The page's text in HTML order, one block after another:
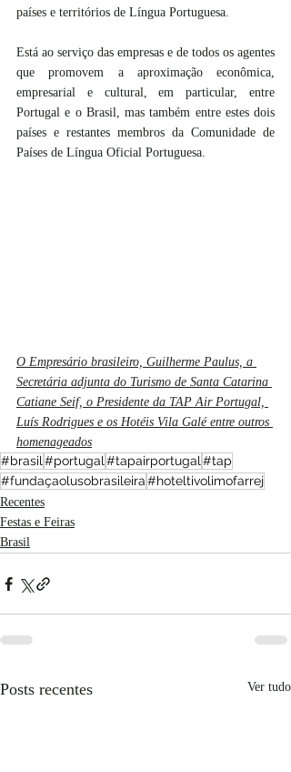
países e territórios de Língua Portuguesa.
Está ao serviço das empresas e de todos os agentes
que promovem a aproximação econômica,
empresarial e cultural, em particular, entre
Portugal e o Brasil, mas também entre estes dois
países e restantes membros da Comunidade de
Países de Língua Oficial Portuguesa.
O Empresário brasileiro, Guilherme Paulus, a
Secretária adjunta do Turismo de Santa Catarina
Catiane Seif, o Presidente da TAP Air Portugal,
Luís Rodrigues e os Hotéis Vila Galé entre outros
homenageados
#brasil #portugal #tapairportugal #tap
#fundaçaolusobrasileira#hoteltivolimofarrej
Recentes
Festas e Feiras
Brasil
Posts recentes Ver tudo